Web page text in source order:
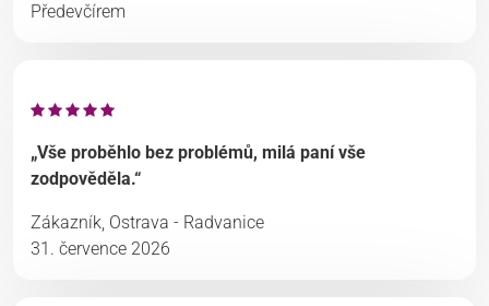
Předevčírem
„Vše proběhlo bez problémů, milá paní vše
zodpověděla.“
Zákazník, Ostrava - Radvanice
31. července 2026